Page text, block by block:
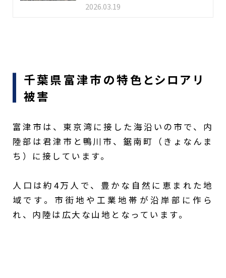
2026.03.19
千葉県富津市の特色とシロアリ
被害
富津市は、東京湾に接した海沿いの市で、内
陸部は君津市と鴨川市、鋸南町（きょなんま
ち）に接しています。
人口は約4万人で、豊かな自然に恵まれた地
域です。市街地や工業地帯が沿岸部に作ら
れ、内陸は広大な山地となっています。